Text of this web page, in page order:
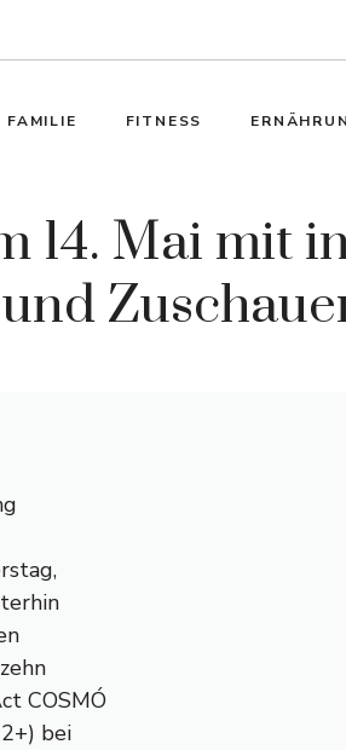
FAMILIE FITNESS
14. Mai mit
COSMÓ
bei